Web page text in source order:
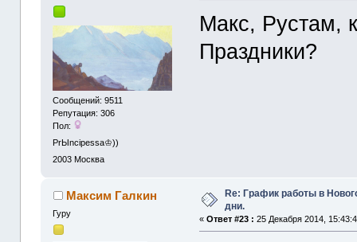
Сообщений: 9511
Репутация: 306
Пол:
PrЫncipessa♔))
2003 Москва
Макс, Рустам,
Праздники?
Максим Галкин
Гуру
Re: График работы в
дни.
«Ответ #23 : 25 Декабря 2014,